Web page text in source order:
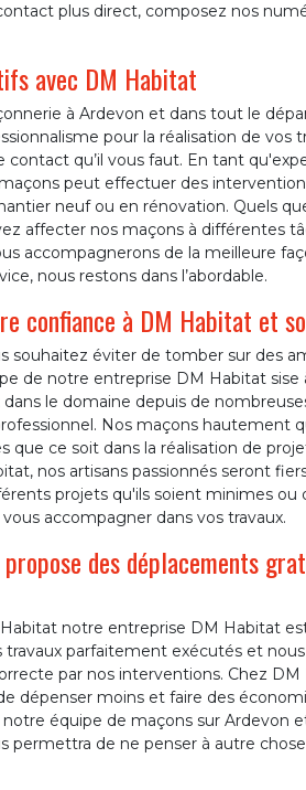
plus direct, composez nos
avec DM Habitat
à Ardevon et dans tout le
pour la réalisation de vos
qu’il vous faut. En tant
peut effectuer des
neuf ou en rénovation. Quels
affecter nos maçons à différentes
accompagnerons de la meilleure
nous restons dans l’abordable.
confiance à DM Habitat et
souhaitez éviter de tomber sur des
de notre entreprise DM Habitat sise
le domaine depuis de
Nos maçons hautement
que ce soit dans la réalisation de
nos artisans passionnés seront
projets qu'ils soient minimes ou
accompagner dans vos travaux.
des déplacements
notre entreprise DM Habitat
travaux parfaitement exécutés et
par nos interventions. Chez
dépenser moins et faire des
équipe de maçons sur Ardevon
permettra de ne penser à autre